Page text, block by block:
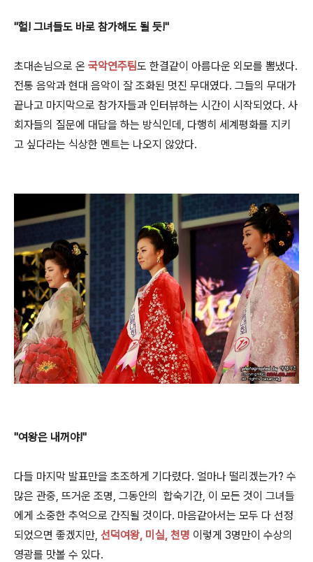
"헐! 그녀들도 바로 참가해도 될 듯!"
초대손님으로 온 국악연주팀도 한결같이 아름다운 외모를 뽐냈다.
전통 음악과 현대 음악이 잘 조화된 멋진 무대였다. 그들의 무대가
끝나고 마지막으로 참가자들과 인터뷰하는 시간이 시작되었다. 사
회자들의 질문에 대답을 하는 방식인데, 다행히 세계평화를 지키
고 싶다라는 식상한 멘트는 나오지 않았다.
"여왕은 내꺼야!"
다들 마지막 발표만을 초조하게 기다렸다. 얼마나 떨리겠는가? 수
많은 관중, 뜨거운 조명, 그동안의 합숙기간, 이 모든 것이 그녀들
에게 소중한 추억으로 간직될 것이다. 마음같아서는 모두 다 선정
되었으면 좋겠지만, 선덕여왕, 미실, 천명 이렇게 3명만이 수상의
영광를 맛볼 수 있다.